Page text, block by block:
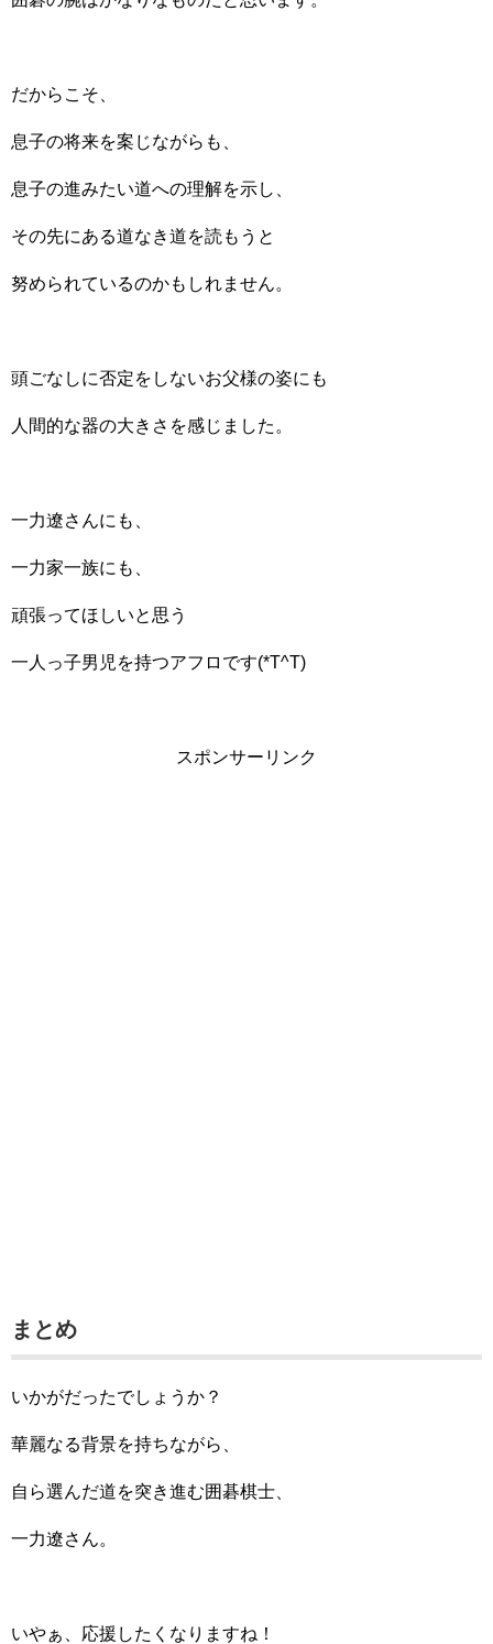
だからこそ、
息子の将来を案じながらも、
息子の進みたい道への理解を示し、
その先にある道なき道を読もうと
努められているのかもしれません。
頭ごなしに否定をしないお父様の姿にも
人間的な器の大きさを感じました。
一力遼さんにも、
一力家一族にも、
頑張ってほしいと思う
一人っ子男児を持つアフロです(*T^T)
スポンサーリンク
まとめ
いかがだったでしょうか？
華麗なる背景を持ちながら、
自ら選んだ道を突き進む囲碁棋士、
一力遼さん。
いやぁ、応援したくなりますね！